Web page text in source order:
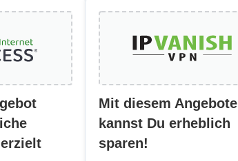
Mit diesem Angebote
kannst Du erheblich
sparen!